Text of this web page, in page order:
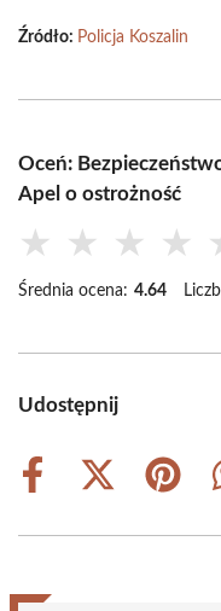
Źródło: Policja Koszalin
Oceń:
Apel o ostrożność
★ ★ ★ ★
Średnia ocena: 4.64
Udostępnij
Share
Share
(Twitter)
Share